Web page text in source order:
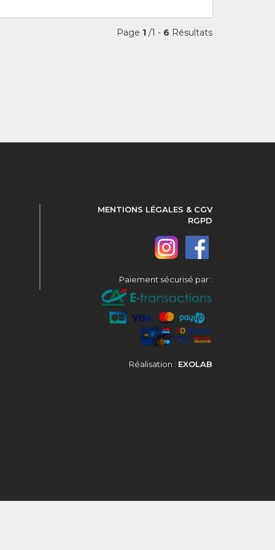
Page 1/1 - 6 Résultats
MENTIONS LÉGALES & CGV
RGPD
Paiement sécurisé par :
Réalisation : EXOLAB